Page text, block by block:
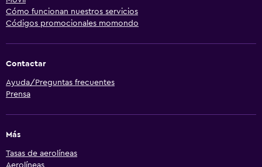
Cómo funcionan nuestros servicios
Códigos promocionales momondo
Contactar
Ayuda/Preguntas frecuentes
Prensa
Más
Tasas de aerolíneas
Aerolíneas